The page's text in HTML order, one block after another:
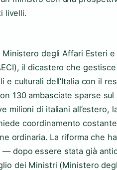
livelli.
Ministero degli Affari Esteri
il dicastero che
e culturali dell’Italia con il
130 ambasciate sparse
milioni di italiani all’estero,
coordinamento
ordinaria. La riforma che
dopo essere stata già
dei Ministri (Ministero